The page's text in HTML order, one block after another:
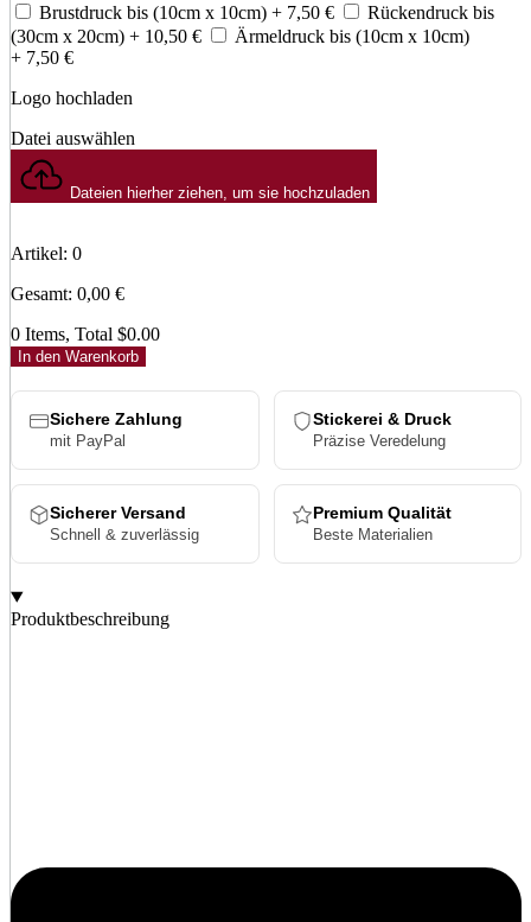
Brustdruck bis (10cm x 10cm) + 7,50 €
Rückendruck bis
(30cm x 20cm) + 10,50 €
Ärmeldruck bis (10cm x 10cm)
+ 7,50 €
Logo hochladen
Datei auswählen
Dateien hierher ziehen, um sie hochzuladen
Artikel: 0
Gesamt: 0,00 €
0 Items, Total $0.00
In den Warenkorb
Sichere Zahlung
mit PayPal
Stickerei & Druck
Präzise Veredelung
Sicherer Versand
Schnell & zuverlässig
Premium Qualität
Beste Materialien
Produktbeschreibung